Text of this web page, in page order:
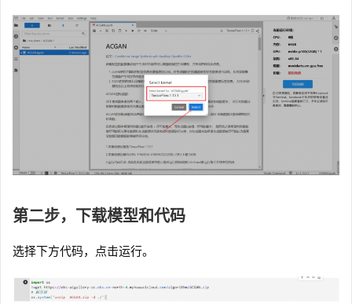
第二步，下载模型和代码
选择下方代码，点击运行。